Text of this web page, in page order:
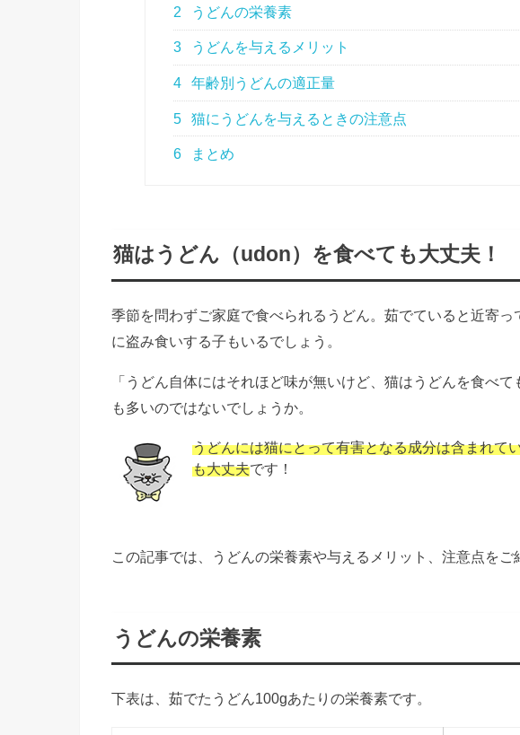
2 うどんの栄養素
3 うどんを与えるメリット
4 年齢別うどんの適正量
5 猫にうどんを与えるときの注意点
6 まとめ
猫はうどん（udon）を食べても大丈夫！
季節を問わずご家庭で食べられるうどん。茹でていると近寄
に盗み食いする子もいるでしょう。
「うどん自体にはそれほど味が無いけど、猫はうどんを食べ
も多いのではないでしょうか。
うどんには猫にとって有害となる成分は含まれて
も大丈夫です！
この記事では、うどんの栄養素や与えるメリット、注意点をご
うどんの栄養素
下表は、茹でたうどん100gあたりの栄養素です。